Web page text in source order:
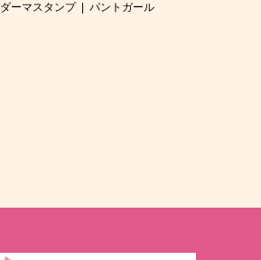
ダーマスタンプ パントガール